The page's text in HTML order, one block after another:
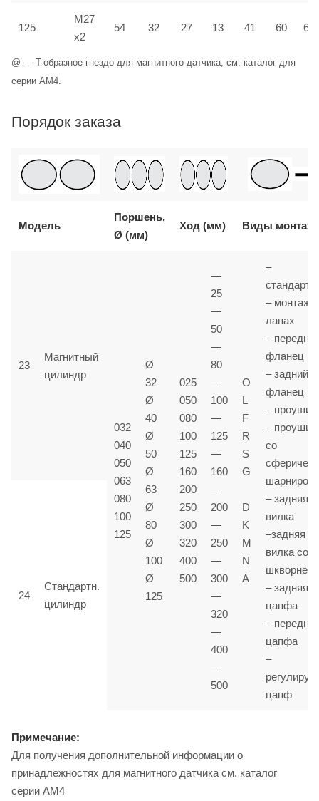
125
M27
x2
54 32 27 13 41 60 6,5
@ — T-образное гнездо для магнитного датчика, см. каталог для
серии AM4.
Порядок заказа
Модель
Поршень,
Ø (мм)
Ход (мм) Виды
23
Магнитный
цилиндр
032
040
050
063
080
100
125
Ø
32
Ø
40
Ø
50
Ø
63
Ø
80
Ø
100
Ø
125
025
050
080
100
125
160
200
250
300
320
400
500
—
25
—
50
—
80
—
100
—
125
—
160
—
200
—
250
—
300
—
320
—
400
—
500
O
L
F
R
S
G
D
K
M
N
A
–
– монтаж
лапах
–
фланец
– задний
фланец
–
–
со
шарниром
– задняя
вилка
–задняя
вилка со
шкворнем
– задняя
цапфа
–
цапфа
–
цапф
24
Стандартн.
цилиндр
Примечание:
Для получения дополнительной информации о
принадлежностях для магнитного датчика см. каталог
серии AM4